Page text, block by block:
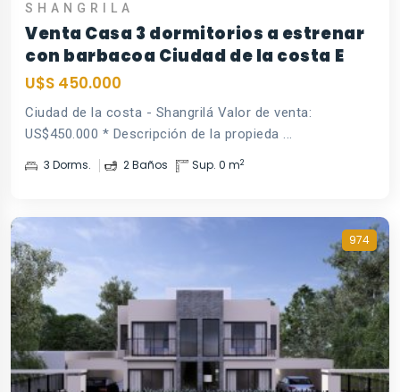
SHANGRILA
Venta Casa 3 dormitorios a estrenar
con barbacoa Ciudad de la costa E
U$S 450.000
Ciudad de la costa - Shangrilá Valor de venta:
US$450.000 * Descripción de la propieda ...
3 Dorms. 2 Baños Sup. 0 m2
974